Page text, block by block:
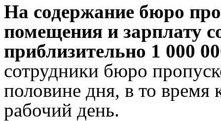
На содержание бюро
помещения и зарплату
приблизительно 1 000
сотрудники бюро
половине дня, в то время
рабочий день.